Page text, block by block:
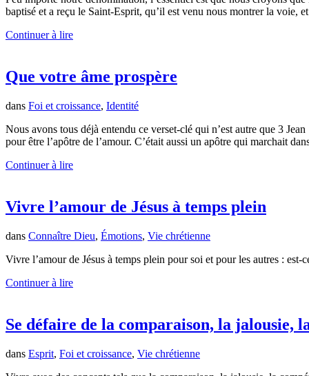
baptisé et a reçu le Saint-Esprit, qu’il est venu nous montrer la voie,
Continuer à lire
Que votre âme prospère
dans Foi et croissance, Identité
Nous avons tous déjà entendu ce verset-clé qui n’est autre que 3
pour être l’apôtre de l’amour. C’était aussi un apôtre qui marchait
Continuer à lire
Vivre l’amour de Jésus à temps plein
dans Connaître Dieu, Émotions, Vie chrétienne
Vivre l’amour de Jésus à temps plein pour soi et pour les autres :
Continuer à lire
Se défaire de la comparaison, la jalousie,
dans Esprit, Foi et croissance, Vie chrétienne